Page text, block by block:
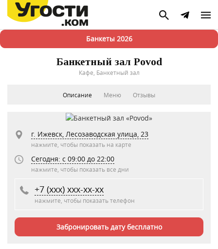
Банкеты 2026
Банкетный зал Povod
Кафе, Банкетный зал
Описание Меню Отзывы
г. Ижевск, Лесозаводская улица, 23
нажмите, чтобы показать на карте
Сегодня: c 09:00 до 22:00
нажмите, чтобы показать все дни
+7 (xxx) xxx-xx-xx
нажмите, чтобы показать телефон
Забронировать дату бесплатно